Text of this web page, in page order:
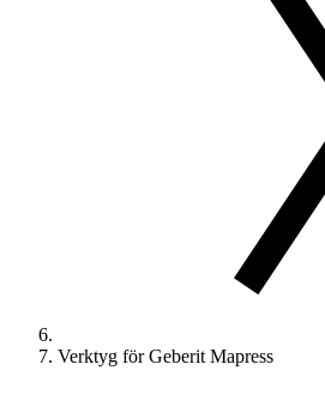
Verktyg för Geberit Mapress